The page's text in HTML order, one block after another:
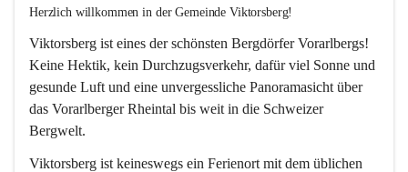
Herzlich willkommen in der Gemeinde Viktorsberg!
Viktorsberg ist eines der schönsten Bergdörfer Vorarlbergs!
Keine Hektik, kein Durchzugsverkehr, dafür viel Sonne und
gesunde Luft und eine unvergessliche Panoramasicht über
das Vorarlberger Rheintal bis weit in die Schweizer
Bergwelt.
Viktorsberg ist keineswegs ein Ferienort mit dem üblichen